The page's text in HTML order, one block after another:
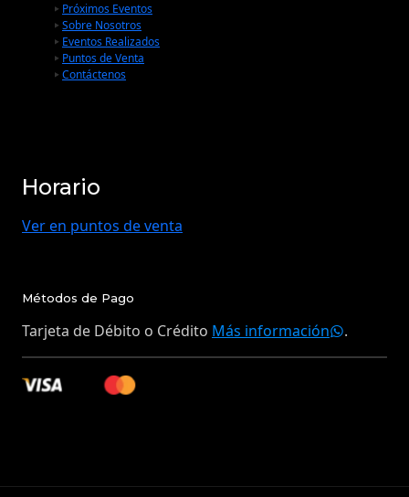
Próximos Eventos
Sobre Nosotros
Eventos Realizados
Puntos de Venta
Contáctenos
Horario
Ver en puntos de venta
Métodos de Pago
Tarjeta de Débito o Crédito Más información .